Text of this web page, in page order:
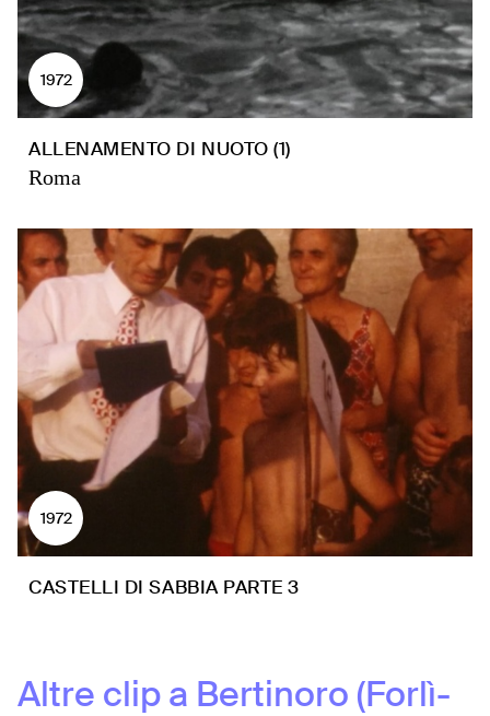
1972
ALLENAMENTO DI NUOTO (1)
Roma
1972
CASTELLI DI SABBIA PARTE 3
Altre clip a Bertinoro (Forlì-